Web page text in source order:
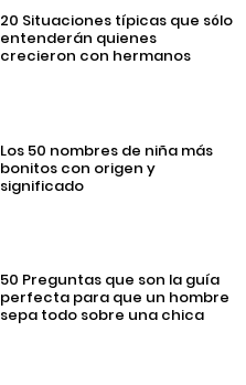
20 Situaciones típicas que sólo
entenderán quienes
crecieron con hermanos
Los 50 nombres de niña más
bonitos con origen y
significado
50 Preguntas que son la guía
perfecta para que un hombre
sepa todo sobre una chica